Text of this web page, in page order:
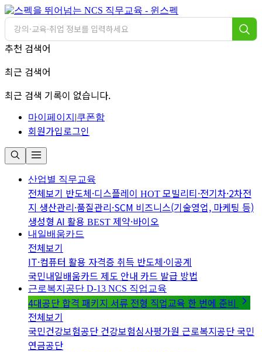
추천 검색어
최근 검색어
최근 검색 기록이 없습니다.
마이페이지 |쿠폰함
회원가입로그인
산업별 직무교육
전체보기 반도체·디스플레이 HOT 모빌리티·전기차·2차전
지 생산관리·품질관리·SCM 비즈니스(기술영업, 마케팅 등)
생성형 AI 활용 BEST 제약·바이오
내일배움카드
전체보기
IT·컴퓨터 활용 자격증 취득 반도체·이공계
국민내일배움카드 제도 안내 카드 발급 방법
근로복지공단 D-13 NCS 직업교육
4대공단 합격 패키지 서류 전형 직업교육 한 번에 준비
전체보기
국민건강보험공단 건강보험심사평가원 근로복지공단 국민
연금공단